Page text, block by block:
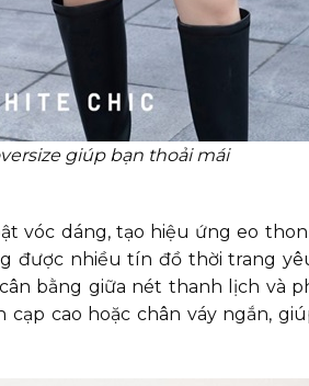
giúp bạn thoải mái
vóc dáng, tạo hiệu ứng eo
được nhiều tín đồ thời trang
bằng giữa nét thanh lịch và
cao hoặc chân váy ngắn,